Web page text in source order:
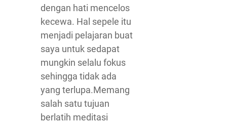
dengan hati mencelos
kecewa. Hal sepele itu
menjadi pelajaran buat
saya untuk sedapat
mungkin selalu fokus
sehingga tidak ada
yang terlupa.Memang
salah satu tujuan
berlatih meditasi